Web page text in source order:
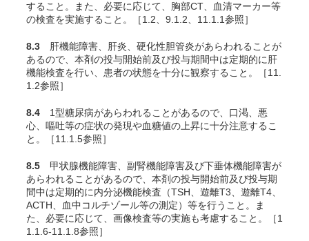
すること。また、必要に応じて、胸部CT、血清マーカー等
の検査を実施すること。［1.2、9.1.2、11.1.1参照］
8.3 肝機能障害、肝炎、硬化性胆管炎があらわれることが
あるので、本剤の投与開始前及び投与期間中は定期的に肝
機能検査を行い、患者の状態を十分に観察すること。［11.
1.2参照］
8.4 1型糖尿病があらわれることがあるので、口渇、悪
心、嘔吐等の症状の発現や血糖値の上昇に十分注意するこ
と。［11.1.5参照］
8.5 甲状腺機能障害、副腎機能障害及び下垂体機能障害が
あらわれることがあるので、本剤の投与開始前及び投与期
間中は定期的に内分泌機能検査（TSH、遊離T3、遊離T4、
ACTH、血中コルチゾール等の測定）等を行うこと。ま
た、必要に応じて、画像検査等の実施も考慮すること。［1
1.1.6-11.1.8参照］